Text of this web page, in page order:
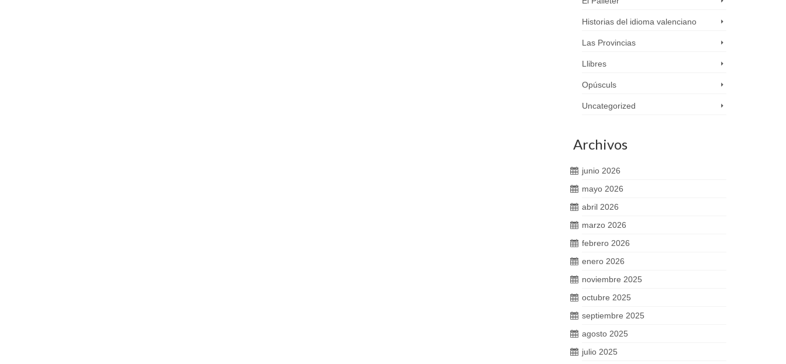
Historias del idioma valenciano
Las Provincias
Llibres
Opúsculs
Uncategorized
Archivos
junio 2026
mayo 2026
abril 2026
marzo 2026
febrero 2026
enero 2026
noviembre 2025
octubre 2025
septiembre 2025
agosto 2025
julio 2025